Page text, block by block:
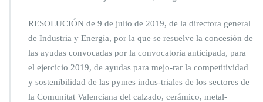
RESOLUCIÓN de 9 de julio de 2019, de la directora general
de Industria y Energía, por la que se resuelve la concesión de
las ayudas convocadas por la convocatoria anticipada, para
el ejercicio 2019, de ayudas para mejo-rar la competitividad
y sostenibilidad de las pymes indus-triales de los sectores de
la Comunitat Valenciana del calzado, cerámico, metal-